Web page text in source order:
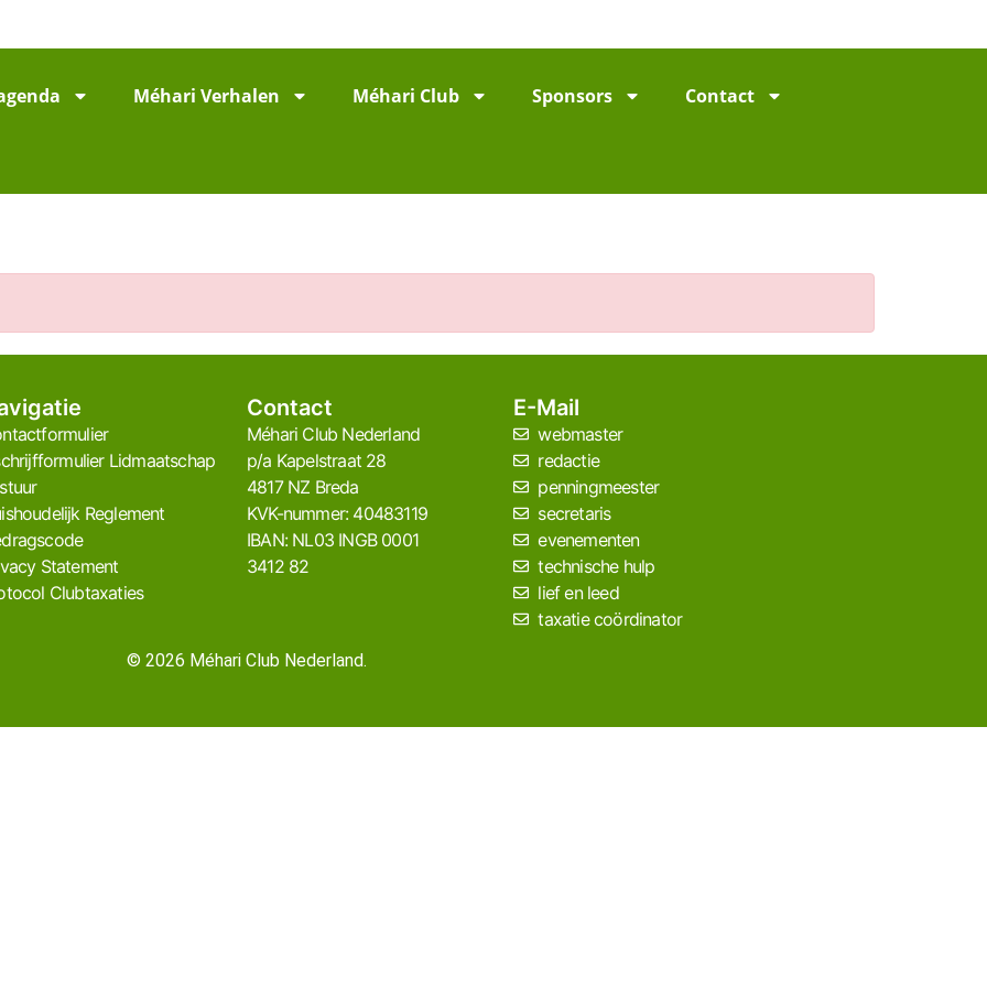
Méhari Verhalen Méhari Club Sponsors Contact
Lidmaatschap
Reglement
Statement
Clubtaxaties
Contact
Méhari Club Nederland​
p/a Kapelstraat 28
4817 NZ Breda
KVK-nummer: 40483119
IBAN: NL03 INGB 0001
3412 82
E-Mail
webmaster
redactie
penningmeester
secretaris
evenementen
technische hulp
lief en leed
taxatie coördinator
© 2026 Méhari Club Nederland.